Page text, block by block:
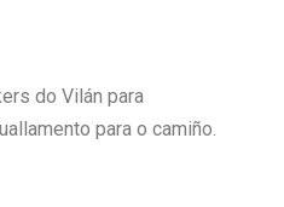
do Vilán para
para o camiño.